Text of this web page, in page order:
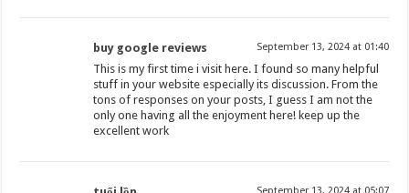
buy google reviews September 13, 2024 at 01:40
This is my first time i visit here. I found so many helpful
stuff in your website especially its discussion. From the
tons of responses on your posts, I guess I am not the
only one having all the enjoyment here! keep up the
excellent work
September 13, 2024 at 05:07